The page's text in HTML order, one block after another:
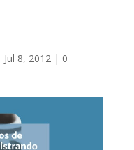
Jul 8, 2012| 0